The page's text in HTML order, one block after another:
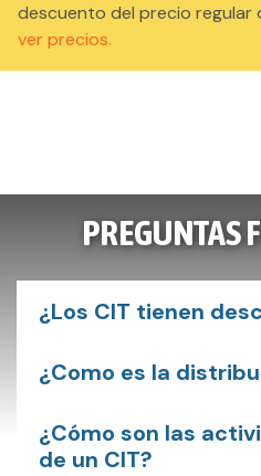
descuento del precio regular
ver precios.
PREGUNTAS
¿Los CIT tienen
¿Como es la
¿Cómo son las
de un CIT?